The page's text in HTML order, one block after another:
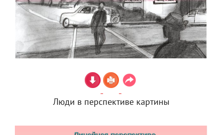
Люди в перспективе картины